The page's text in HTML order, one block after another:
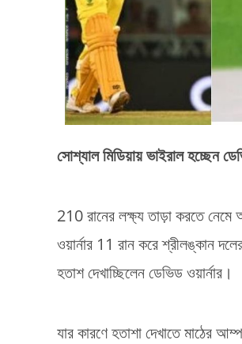
সোশ্যাল মিডিয়ায় ভাইরাল হচ্ছেন
210 রানের লক্ষ্য তাড়া করতে নেমে
ওয়ার্নার 11 রান করে শ্রীলঙ্কান
হতাশ দেখাচ্ছিলেন ডেভিড ওয়ার্নার।
যার কারণে হতাশা দেখাতে মাঠের